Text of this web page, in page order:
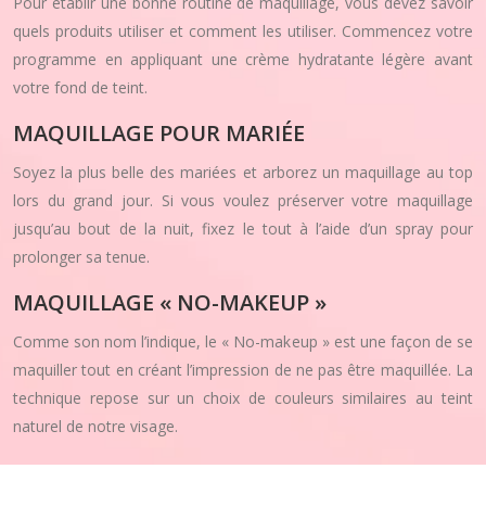
quels produits utiliser et comment les utiliser. Commencez votre
programme en appliquant une crème hydratante légère avant
votre fond de teint.
MAQUILLAGE POUR MARIÉE
Soyez la plus belle des mariées et arborez un maquillage au top
lors du grand jour. Si vous voulez préserver votre maquillage
jusqu’au bout de la nuit, fixez le tout à l’aide d’un spray pour
prolonger sa tenue.
MAQUILLAGE « NO-MAKEUP »
Comme son nom l’indique, le « No-makeup » est une façon de se
maquiller tout en créant l’impression de ne pas être maquillée. La
technique repose sur un choix de couleurs similaires au teint
naturel de notre visage.